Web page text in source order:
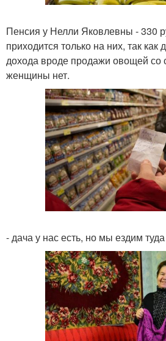
Пенсия у Нелли Яковлевны - 330
приходится только на них, так как
дохода вроде продажи овощей со
женщины нет.
- дача у нас есть, но мы ездим